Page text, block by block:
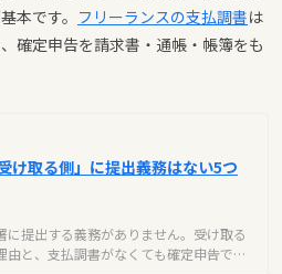
本です。 フリーランスの支払調書は
確定申告を請求書・通帳・帳簿をも
け取る側」に提出義務はない5つ
提出する義務がありません。受け取る
と、支払調書がなくても確定申告でき